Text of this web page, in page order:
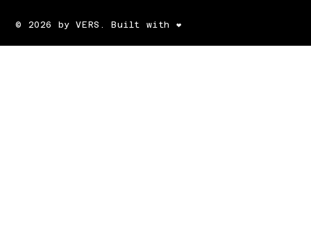
© 2026 by VERS. Built with ❤️